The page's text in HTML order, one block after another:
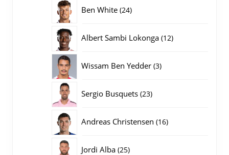
Ben White 2424
Albert Sambi Lokonga 1212
Wissam Ben Yedder 33
Sergio Busquets 2323
Andreas Christensen 1616
Jordi Alba 2525